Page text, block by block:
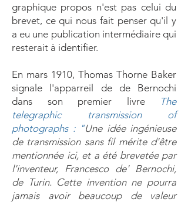
graphique propos n'est pas celui du
brevet, ce qui nous fait penser qu'il y
a eu une publication intermédiaire qui
resterait à identifier.
En mars 1910, Thomas Thorne Baker
signale l'apparreil de de Bernochi
dans son premier livre
The
telegraphic transmission of
photographs : "Une idée ingénieuse
de transmission sans fil mérite d'être
mentionnée ici, et a été brevetée par
l'inventeur, Francesco de' Bernochi,
de Turin. Cette invention ne pourra
jamais avoir beaucoup de valeur